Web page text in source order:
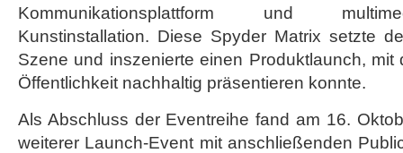
Kommunikationsplattform und
Kunstinstallation. Diese Spyder Matrix setzte
Szene und inszenierte einen Produktlaunch,
Öffentlichkeit nachhaltig präsentieren konnte.
Als Abschluss der Eventreihe fand am 16.
weiterer Launch-Event mit anschließenden